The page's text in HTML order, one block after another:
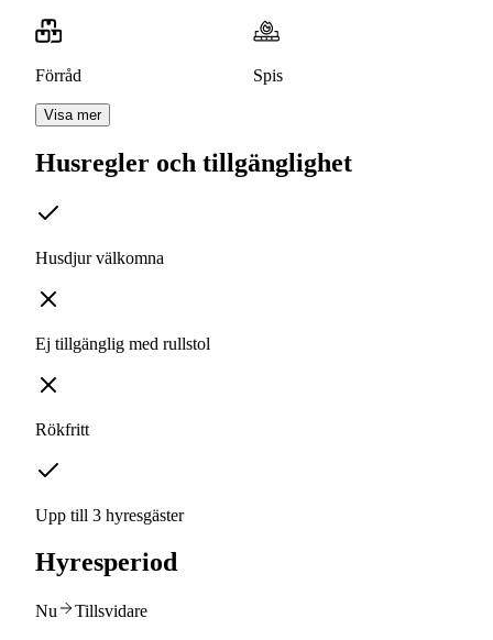
Förråd Spis
Visa mer
Husregler och tillgänglighet
Husdjur välkomna
Ej tillgänglig med rullstol
Rökfritt
Upp till 3 hyresgäster
Hyresperiod
Nu Tillsvidare